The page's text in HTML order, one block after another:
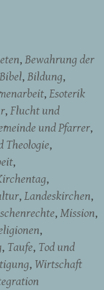
Bewahrung der
Bibel Bildung
Esoterik
Flucht und
und Pfarrer
Theologie
Landeskirchen
Mission
Taufe Tod und
Wirtschaft